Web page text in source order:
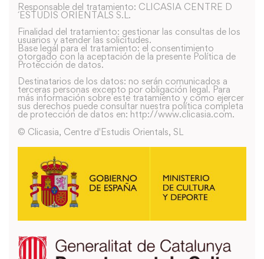
Responsable del tratamiento: CLICASIA CENTRE D
´ESTUDIS ORIENTALS S.L.
Finalidad del tratamiento: gestionar las consultas de los
usuarios y atender las solicitudes.
Base legal para el tratamiento: el consentimiento
otorgado con la aceptación de la presente Política de
Protección de datos.
Destinatarios de los datos: no serán comunicados a
terceras personas excepto por obligación legal. Para
más información sobre este tratamiento y como ejercer
sus derechos puede consultar nuestra política completa
de protección de datos en: http://www.clicasia.com.
© Clicasia, Centre d'Estudis Orientals, SL